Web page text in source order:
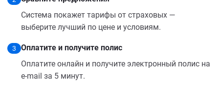
Система покажет тарифы от страховых —
выберите лучший по цене и условиям.
3
Оплатите и получите полис
Оплатите онлайн и получите электронный полис на
e-mail за 5 минут.